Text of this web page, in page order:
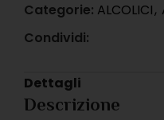
Categorie: ALCOLICI,
Condividi:
Dettagli
Descrizione